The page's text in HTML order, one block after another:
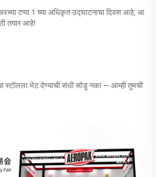
टप्पा 1 च्या अधिकृत उद्घाटनाचा दिवस आहे, आ
तयार आहे!
स्टॉलला भेट देण्याची संधी सोडू नका — आम्ही तुमची